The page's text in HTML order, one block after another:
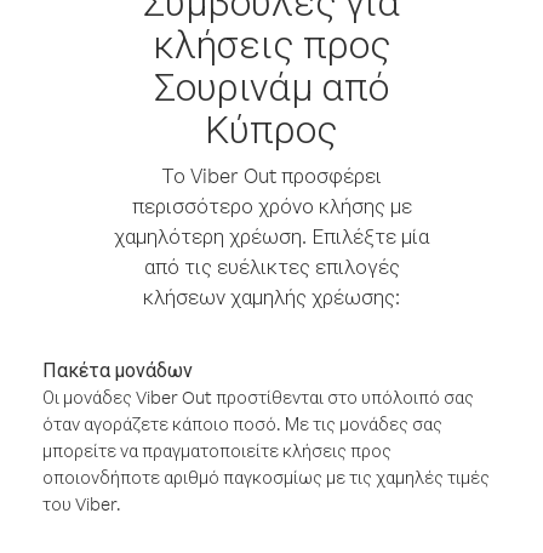
κλήσεις προς
Σουρινάμ από
Κύπρος
Το Viber Out προσφέρει
περισσότερο χρόνο κλήσης με
χαμηλότερη χρέωση. Επιλέξτε μία
από τις ευέλικτες επιλογές
κλήσεων χαμηλής χρέωσης:
Πακέτα μονάδων
Οι μονάδες Viber Out προστίθενται στο υπόλοιπό σας
όταν αγοράζετε κάποιο ποσό. Με τις μονάδες σας
μπορείτε να πραγματοποιείτε κλήσεις προς
οποιονδήποτε αριθμό παγκοσμίως με τις χαμηλές τιμές
του Viber.